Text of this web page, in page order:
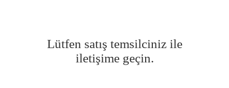
Lütfen satış temsilciniz ile
iletişime geçin.